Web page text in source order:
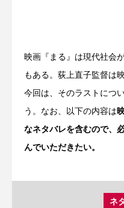
映画『まる』は現代社会
もある。荻上直子監督は
今回は、そのラストにつ
う。なお、以下の内容は
なネタバレを含むので、
んでいただきたい。
ネ